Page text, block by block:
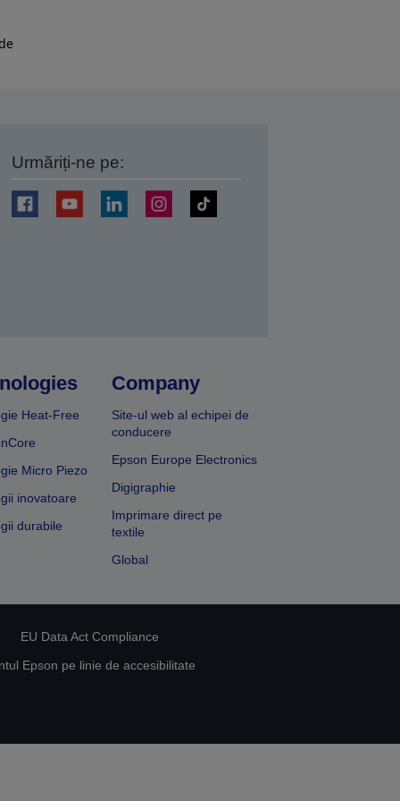
Urmăriți-ne pe:
Heat-Free
Micro Piezo
inovatoare
durabile
Company
Site-ul web al echipei de
conducere
Epson Europe Electronics
Digigraphie
Imprimare direct pe
textile
Global
EU Data Act Compliance
Epson pe linie de accesibilitate